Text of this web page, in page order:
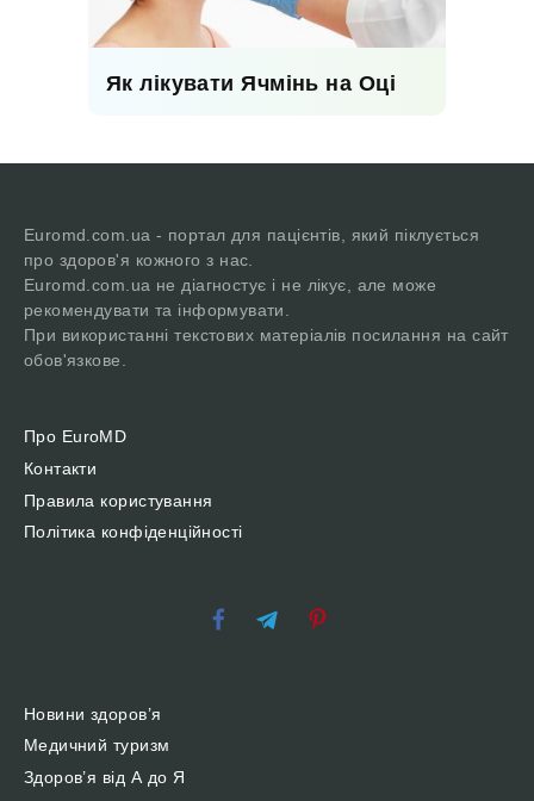
Як лікувати Ячмінь на Оці
Euromd.com.ua - портал для пацієнтів, який піклується
про здоров'я кожного з нас.
Euromd.com.ua не діагностує і не лікує, але може
рекомендувати та інформувати.
При використанні текстових матеріалів посилання на сайт
обов'язкове.
Про EuroMD
Контакти
Правила користування
Політика конфіденційності
Новини здоров’я
Медичний туризм
Здоров’я від А до Я